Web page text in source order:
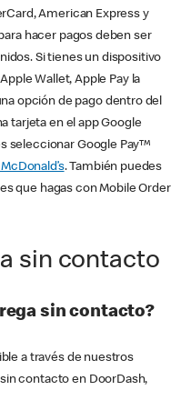
American Express y
hacer pagos deben ser
Si tienes un dispositivo
Wallet, Apple Pay la
opción de pago dentro del
tarjeta en el app Google
seleccionar Google Pay™
. También puedes
que hagas con Mobile Order
sin contacto
sin contacto?
a través de nuestros
contacto en DoorDash,